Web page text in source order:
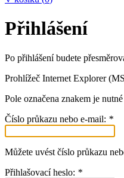
Přihlášení
Po přihlášení budete
Prohlížeč Internet Explorer
Pole označena znakem je
Číslo průkazu nebo e-mail: *
Můžete uvést číslo průkazu
Přihlašovací heslo: *